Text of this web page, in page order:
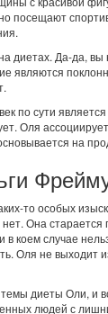
посещают
диетах. Да-да,
являются
по сути
Оля
на
то особых
Она
коем случае
Оля не выходит
диеты Оли, и
людей с